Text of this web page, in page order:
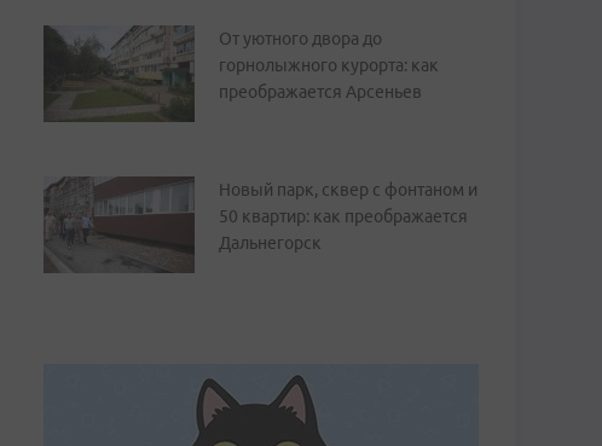
От уютного двора до
горнолыжного курорта: как
преображается Арсеньев
Новый парк, сквер с фонтаном и
50 квартир: как преображается
Дальнегорск